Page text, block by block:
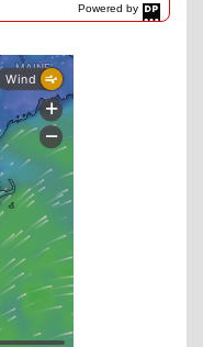
Powered by
DaysPedia.com